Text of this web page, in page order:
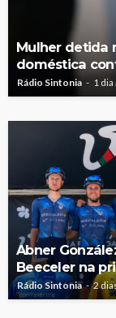
Mulher detida
doméstica
Rádio Sintonia 1 dia
Abner
Beeceler na
Rádio Sintonia 2